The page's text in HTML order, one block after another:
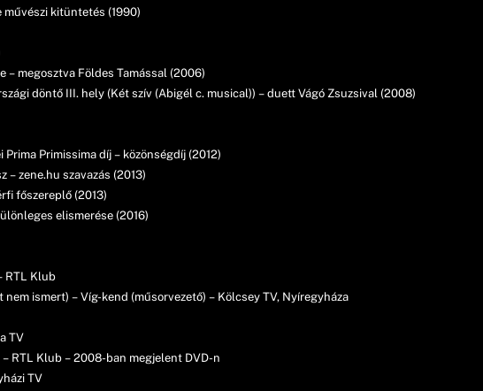
kitüntetés (1990)
– megosztva Földes Tamással (2006)
döntő III. hely (Két szív (Abigél c. musical)) – duett Vágó Zsuzsival (2008)
Primissima díj – közönségdíj (2012)
– zene.hu szavazás (2013)
főszereplő (2013)
elismerése (2016)
RTL Klub
ismert) – Víg-kend (műsorvezető) – Kölcsey TV, Nyíregyháza
TV
RTL Klub – 2008-ban megjelent DVD-n
TV